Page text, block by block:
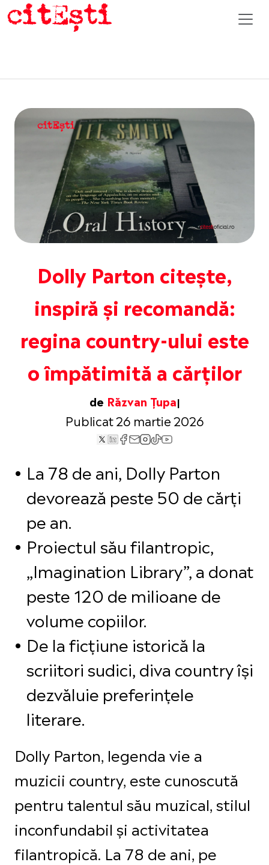
Dolly Parton citește,
inspiră și recomandă:
regina country-ului este
o împătimită a cărților
de Răzvan Țupa
Publicat 26 martie 2026
La 78 de ani, Dolly Parton
devorează peste 50 de cărți
pe an.
Proiectul său filantropic,
„Imagination Library”, a donat
peste 120 de milioane de
volume copiilor.
De la ficțiune istorică la
scriitori sudici, diva country își
dezvăluie preferințele
literare.
Dolly Parton, legenda vie a
muzicii country, este cunoscută
pentru talentul său muzical, stilul
inconfundabil și activitatea
filantropică. La 78 de ani, pe